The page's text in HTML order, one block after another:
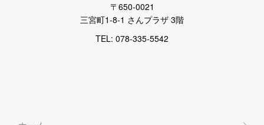
〒650-0021
三宮町1-8-1 さんプラザ 3階
TEL: 078-335-5542